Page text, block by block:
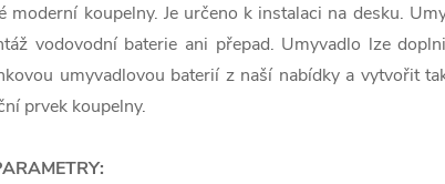
moderní koupelny. Je určeno k instalaci na desku.
vodovodní baterie ani přepad. Umyvadlo lze
umyvadlovou baterií z naší nabídky a vytvořit
prvek koupelny.